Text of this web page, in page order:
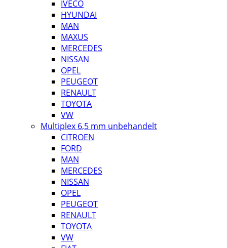
IVECO
HYUNDAI
MAN
MAXUS
MERCEDES
NISSAN
OPEL
PEUGEOT
RENAULT
TOYOTA
VW
Multiplex 6,5 mm unbehandelt
CITROEN
FORD
MAN
MERCEDES
NISSAN
OPEL
PEUGEOT
RENAULT
TOYOTA
VW